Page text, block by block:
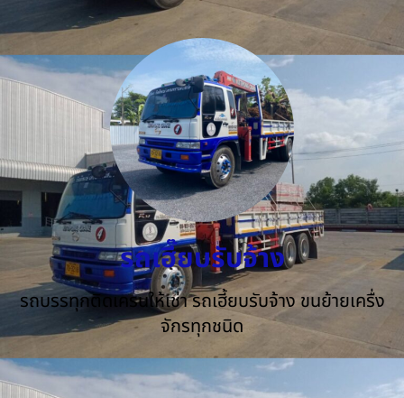
รถเฮี๊ยบรับจ้าง
รถบรรทุกติดเครนให้เช่า รถเฮี้ยบรับจ้าง ขนย้ายเครื่ง
จักรทุกชนิด